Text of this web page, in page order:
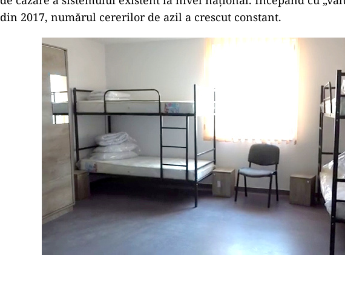
din 2017, numărul cererilor de azil a crescut constant.